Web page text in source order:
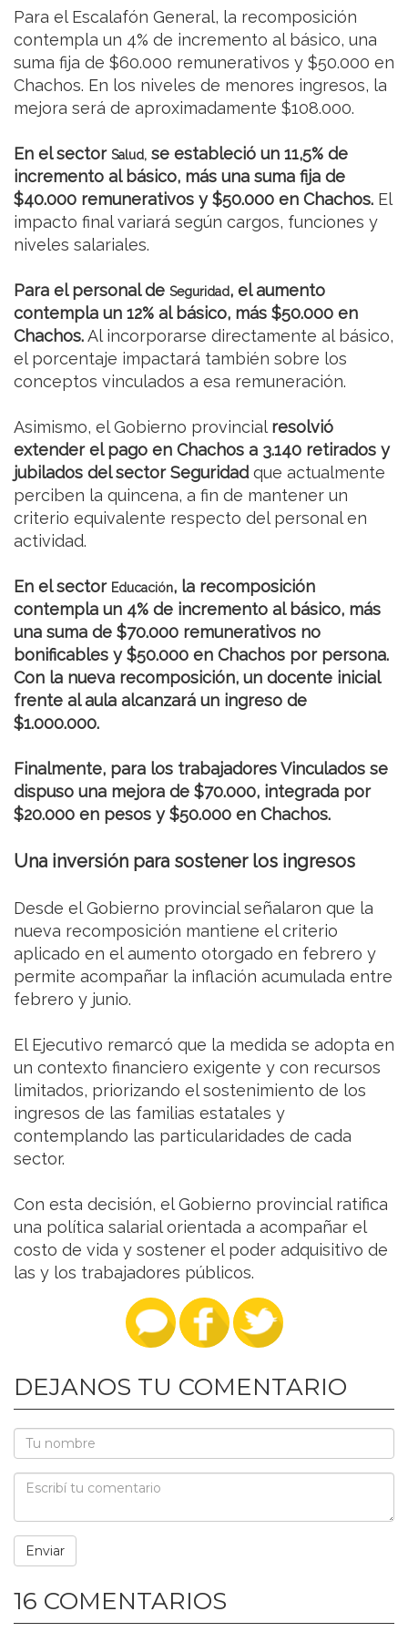
Para el Escalafón General, la recomposición
contempla un 4% de incremento al básico, una
suma fija de $60.000 remunerativos y $50.000 en
Chachos. En los niveles de menores ingresos, la
mejora será de aproximadamente $108.000.
En el sector Salud, se estableció un 11,5% de
incremento al básico, más una suma fija de
$40.000 remunerativos y $50.000 en Chachos. El
impacto final variará según cargos, funciones y
niveles salariales.
Para el personal de Seguridad, el aumento
contempla un 12% al básico, más $50.000 en
Chachos.Al incorporarse directamente al básico,
el porcentaje impactará también sobre los
conceptos vinculados a esa remuneración.
Asimismo, el Gobierno provincial resolvió
extender el pago en Chachos a 3.140 retirados y
jubilados del sector Seguridadque actualmente
perciben la quincena, a fin de mantener un
criterio equivalente respecto del personal en
actividad.
En el sector Educación, la recomposición
contempla un 4% de incremento al básico, más
una suma de $70.000 remunerativos no
bonificables y $50.000 en Chachos por persona.
Con la nueva recomposición, un docente inicial
frente al aula alcanzará un ingreso de
$1.000.000.
Finalmente, para los trabajadores Vinculados se
dispuso una mejora de $70.000, integrada por
$20.000 en pesos y $50.000 en Chachos.
Una inversión para sostener los ingresos
Desde el Gobierno provincial señalaron que la
nueva recomposición mantiene el criterio
aplicado en el aumento otorgado en febrero y
permite acompañar la inflación acumulada entre
febrero y junio.
El Ejecutivo remarcó que la medida se adopta en
un contexto financiero exigente y con recursos
limitados, priorizando el sostenimiento de los
ingresos de las familias estatales y
contemplando las particularidades de cada
sector.
Con esta decisión, el Gobierno provincial ratifica
una política salarial orientada a acompañar el
costo de vida y sostener el poder adquisitivo de
las y los trabajadores públicos.
DEJANOS TU COMENTARIO
16 COMENTARIOS